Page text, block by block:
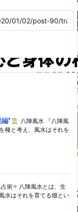
❜
八陣風水 『八陣風
種と考え、風水はそれを
占術✧ 八陣風水とは、生
水はそれを育てる畑とい